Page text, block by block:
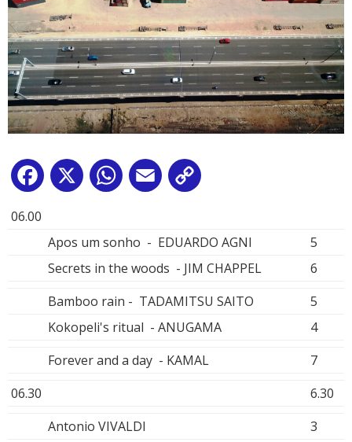
Facebook
X WhatsApp
Email
06.00
Apos um sonho - EDUARDO AGNI
5
Secrets in the woods - JIM CHAPPEL
6
Bamboo rain - TADAMITSU SAITO
5
Kokopeli's ritual - ANUGAMA
4
Forever and a day - KAMAL
7
06.30
6.30
Antonio VIVALDI
3